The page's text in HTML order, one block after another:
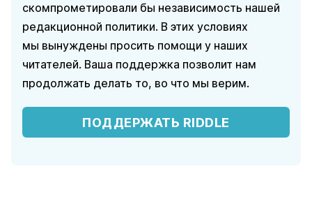
скомпрометировали бы независимость нашей
редакционной политики. В этих условиях
мы вынуждены просить помощи у наших
читателей. Ваша поддержка позволит нам
продолжать делать то, во что мы верим.
ПОДДЕРЖАТЬ RIDDLE